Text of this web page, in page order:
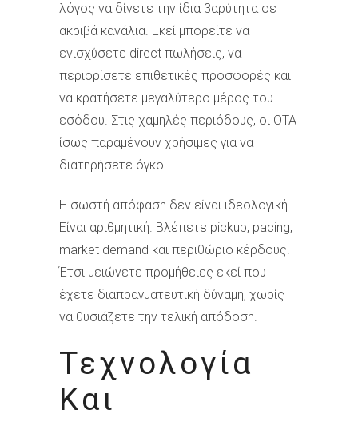
λόγος να δίνετε την ίδια βαρύτητα σε
ακριβά κανάλια. Εκεί μπορείτε να
ενισχύσετε direct πωλήσεις, να
περιορίσετε επιθετικές προσφορές και
να κρατήσετε μεγαλύτερο μέρος του
εσόδου. Στις χαμηλές περιόδους, οι OTA
ίσως παραμένουν χρήσιμες για να
διατηρήσετε όγκο.
Η σωστή απόφαση δεν είναι ιδεολογική.
Είναι αριθμητική. Βλέπετε pickup, pacing,
market demand και περιθώριο κέρδους.
Έτσι μειώνετε προμήθειες εκεί που
έχετε διαπραγματευτική δύναμη, χωρίς
να θυσιάζετε την τελική απόδοση.
Τεχνολογία
Και